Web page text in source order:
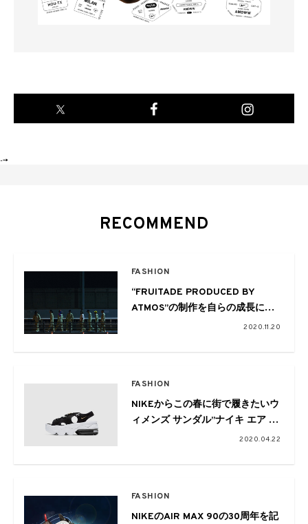
-->
RECOMMEND
FASHION
“FRUITADE PRODUCED BY
ATMOS”の制作を自らの成長に
YouthQuakeのジャイアントリー
2020.11.20
FASHION
NIKEからこの春に街で履きたいウ
ィメンズ サンダル”ナイキ エア マ
2020.04.22
FASHION
NIKEのAIR MAX 90の30周年を記